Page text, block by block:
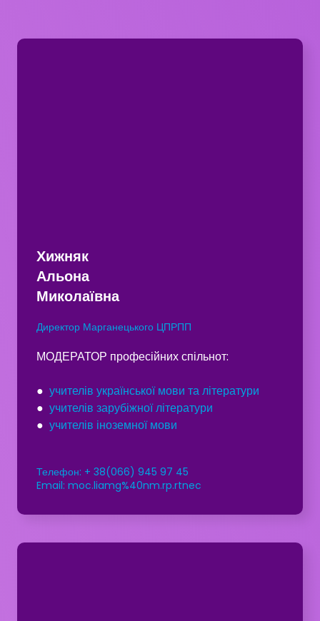
Хижняк
Альона
Миколаївна
Директор Марганецького ЦПРПП
МОДЕРАТОР професійних спільнот:
● учителів української мови та літератури
● учителів зарубіжної літератури
● учителів іноземної мови
Телефон: + 38(066) 945 97 45
Email: moc.liamg%40nm.rp.rtnec